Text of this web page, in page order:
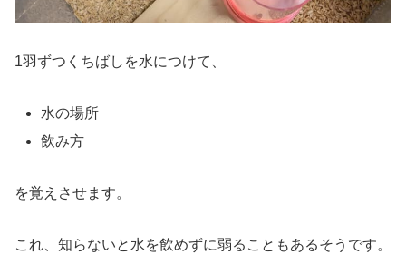
1羽ずつくちばしを水につけて、
水の場所
飲み方
を覚えさせます。
これ、知らないと水を飲めずに弱ることもあるそうです。